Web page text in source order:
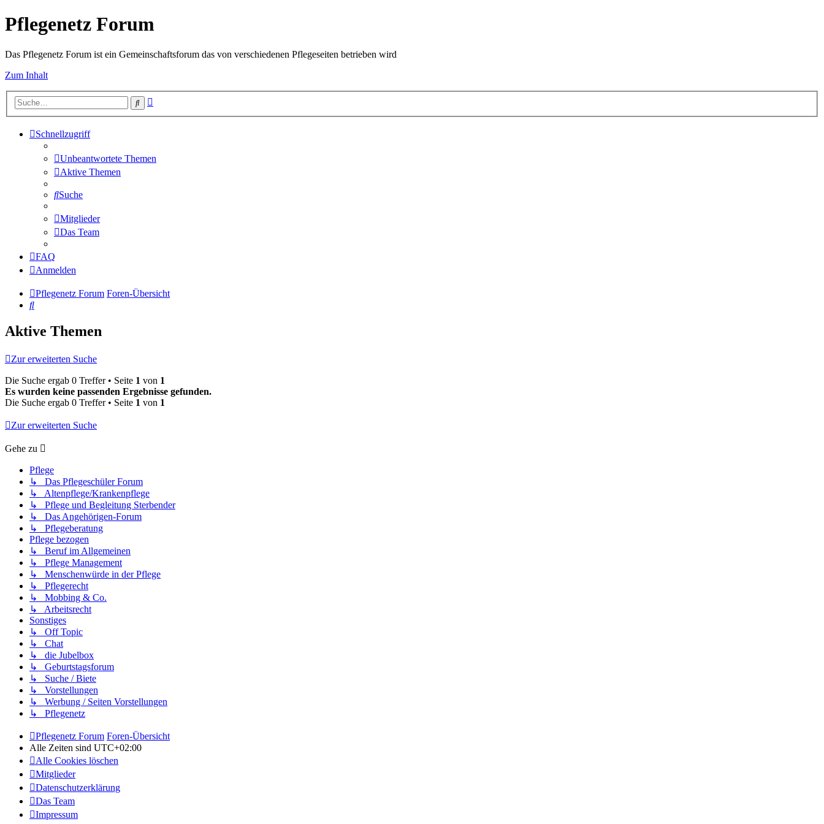
Pflegenetz Forum
Das Pflegenetz Forum ist ein Gemeinschaftsforum das von verschiedenen Pflegeseiten betrieben wird
Zum Inhalt
Suche
Schnellzugriff
Unbeantwortete Themen
Aktive Themen
Suche
Mitglieder
Das Team
FAQ
Anmelden
Pflegenetz Forum Foren-Übersicht
Suche
Aktive Themen
Zur erweiterten Suche
Die Suche ergab 0 Treffer • Seite 1 von 1
Es wurden keine passenden Ergebnisse gefunden.
Die Suche ergab 0 Treffer • Seite 1 von 1
Zur erweiterten Suche
Gehe zu
Pflege
↳ Das Pflegeschüler Forum
↳ Altenpflege/Krankenpflege
↳ Pflege und Begleitung Sterbender
↳ Das Angehörigen-Forum
↳ Pflegeberatung
Pflege bezogen
↳ Beruf im Allgemeinen
↳ Pflege Management
↳ Menschenwürde in der Pflege
↳ Pflegerecht
↳ Mobbing & Co.
↳ Arbeitsrecht
Sonstiges
↳ Off Topic
↳ Chat
↳ die Jubelbox
↳ Geburtstagsforum
↳ Suche / Biete
↳ Vorstellungen
↳ Werbung / Seiten Vorstellungen
↳ Pflegenetz
Pflegenetz Forum Foren-Übersicht
Alle Zeiten sind UTC+02:00
Alle Cookies löschen
Mitglieder
Datenschutzerklärung
Das Team
Impressum